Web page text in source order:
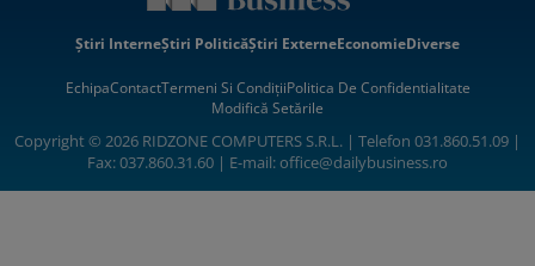
Știri InterneȘtiri PoliticăȘtiri ExterneEconomieDiverse
EchipaContactTermeni Si CondițiiPolitica De Confidentialitate
Modifică Setările
Copyright © 2026 RIDZONE COMPUTERS S.R.L. | Telefon 031.860.51.09 |
Fax: 037.860.31.60 | E-mail:office@dailybusiness.ro